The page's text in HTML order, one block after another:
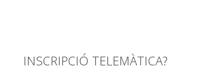
INSCRIPCIÓ TELEMÀTICA?